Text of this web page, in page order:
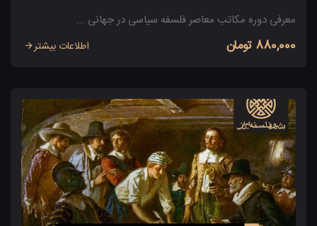
معرفی دوره مکاتب معاصر فلسفه سیاسی در جهانی ...
880,000 تومان اطلاعات بیشتر